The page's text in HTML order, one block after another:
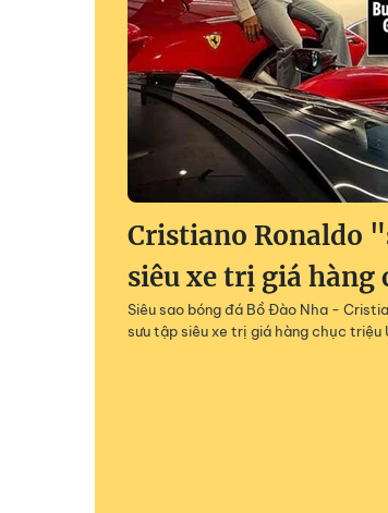
Cristiano Ronaldo
siêu xe trị giá hàng
Siêu sao bóng đá Bồ Đào Nha -
sưu tập siêu xe trị giá hàng chục triệu